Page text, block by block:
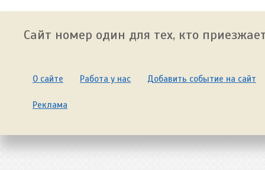
Сайт номер один для тех, кто
О сайте Работа у нас Добавить событие на сайт
Реклама